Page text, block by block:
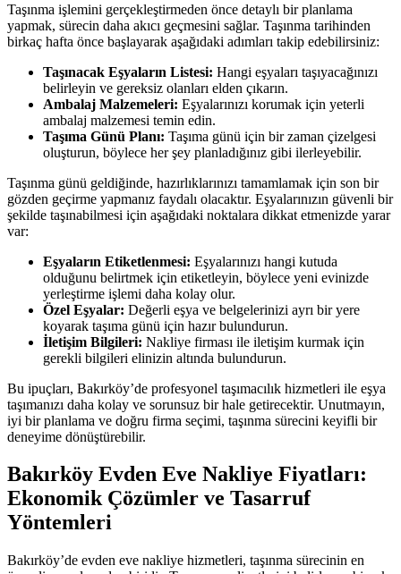
Taşınma işlemini gerçekleştirmeden önce detaylı bir planlama
yapmak, sürecin daha akıcı geçmesini sağlar. Taşınma tarihinden
birkaç hafta önce başlayarak aşağıdaki adımları takip edebilirsiniz:
Taşınacak Eşyaların Listesi: Hangi eşyaları taşıyacağınızı
belirleyin ve gereksiz olanları elden çıkarın.
Ambalaj Malzemeleri: Eşyalarınızı korumak için yeterli
ambalaj malzemesi temin edin.
Taşıma Günü Planı: Taşıma günü için bir zaman çizelgesi
oluşturun, böylece her şey planladığınız gibi ilerleyebilir.
Taşınma günü geldiğinde, hazırlıklarınızı tamamlamak için son bir
gözden geçirme yapmanız faydalı olacaktır. Eşyalarınızın güvenli bir
şekilde taşınabilmesi için aşağıdaki noktalara dikkat etmenizde yarar
var:
Eşyaların Etiketlenmesi: Eşyalarınızı hangi kutuda
olduğunu belirtmek için etiketleyin, böylece yeni evinizde
yerleştirme işlemi daha kolay olur.
Özel Eşyalar: Değerli eşya ve belgelerinizi ayrı bir yere
koyarak taşıma günü için hazır bulundurun.
İletişim Bilgileri: Nakliye firması ile iletişim kurmak için
gerekli bilgileri elinizin altında bulundurun.
Bu ipuçları, Bakırköy’de profesyonel taşımacılık hizmetleri ile eşya
taşımanızı daha kolay ve sorunsuz bir hale getirecektir. Unutmayın,
iyi bir planlama ve doğru firma seçimi, taşınma sürecini keyifli bir
deneyime dönüştürebilir.
Bakırköy Evden Eve Nakliye Fiyatları:
Ekonomik Çözümler ve Tasarruf
Yöntemleri
Bakırköy’de evden eve nakliye hizmetleri, taşınma sürecinin en